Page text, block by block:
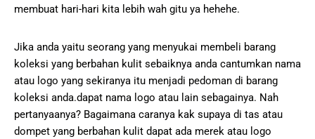
membuat hari-hari kita lebih wah gitu ya hehehe.
Jika anda yaitu seorang yang menyukai membeli barang
koleksi yang berbahan kulit sebaiknya anda cantumkan nama
atau logo yang sekiranya itu menjadi pedoman di barang
koleksi anda.dapat nama logo atau lain sebagainya. Nah
pertanyaanya? Bagaimana caranya kak supaya di tas atau
dompet yang berbahan kulit dapat ada merek atau logo